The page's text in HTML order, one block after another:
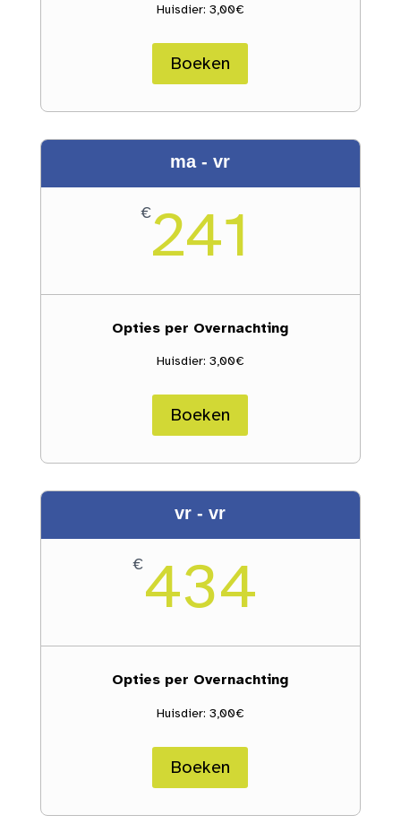
Huisdier: 3,00€
Boeken
ma - vr
€241
Opties per Overnachting
Huisdier: 3,00€
Boeken
vr - vr
€434
Opties per Overnachting
Huisdier: 3,00€
Boeken